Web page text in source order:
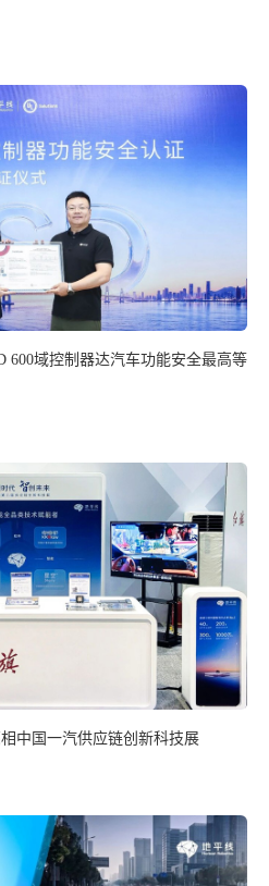
600域控制器达汽车功能安全最高等
中国一汽供应链创新科技展